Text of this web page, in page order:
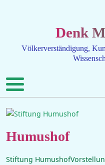
Denk
Völkerverständigung,
Humushof
Stiftung